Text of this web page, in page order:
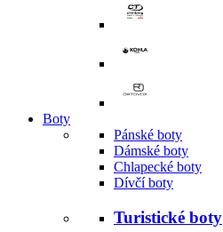
Boty
Pánské boty
Dámské boty
Chlapecké boty
Dívčí boty
Turistické boty